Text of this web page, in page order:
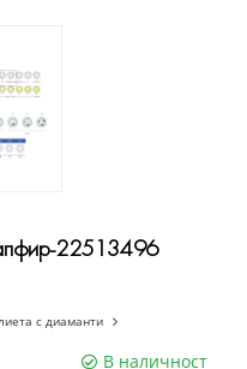
22513496
с диаманти
В наличност